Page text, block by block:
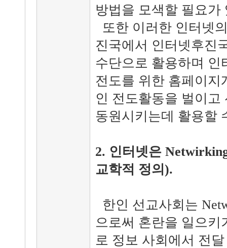
방법을 모색할 필요가
또한 이러한 인터넷
진국에서 인터넷후진
수단으로 활용하며
전도를 위한 홈페이지
인 전도활동을 벌이
동원시키는데 활용할
2. 인터넷은
교학적 정의).
한인 선교사회는
으로써 혼란을 일으키
로 정보 사회에서 전